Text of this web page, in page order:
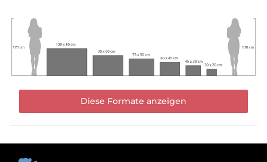
Diese Formate anzeigen